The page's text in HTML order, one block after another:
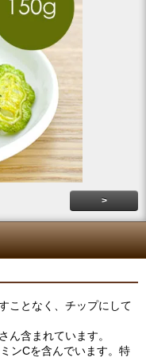
>
ことなく、チップにして
ん含まれています。
ンCを含んでいます。特